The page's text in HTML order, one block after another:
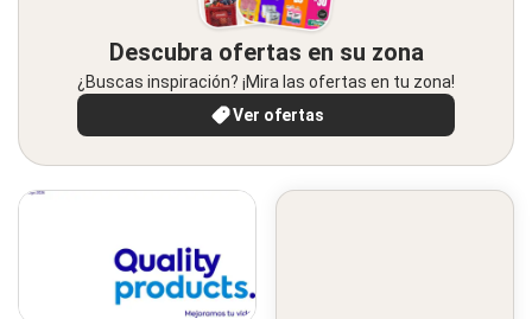
Descubra ofertas en su zona
¿Buscas inspiración? ¡Mira las ofertas en tu zona!
Ver ofertas